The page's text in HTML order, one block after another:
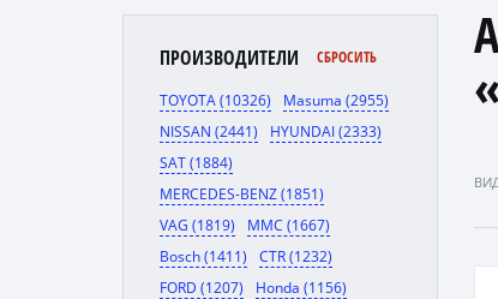
ПРОИЗВОДИТЕЛИ СБРОСИТЬ
TOYOTA (10326)
Masuma (2955)
NISSAN (2441)
HYUNDAI (2333)
SAT (1884)
MERCEDES-BENZ (1851)
VAG (1819)
MMC (1667)
Bosch (1411)
CTR (1232)
FORD (1207)
Honda (1156)